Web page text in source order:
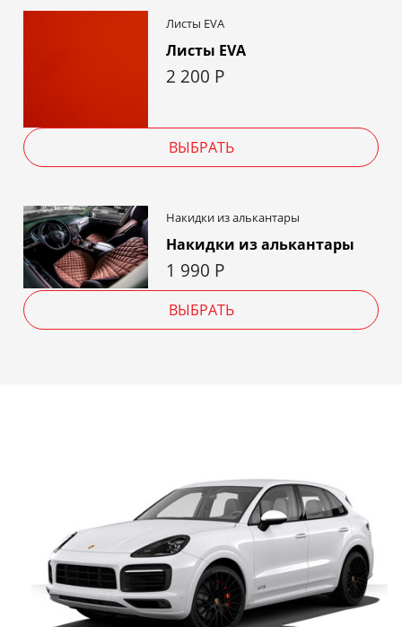
Листы EVA
Листы EVA
2 200 Р
ВЫБРАТЬ
Накидки из алькантары
Накидки из алькантары
1 990 Р
ВЫБРАТЬ